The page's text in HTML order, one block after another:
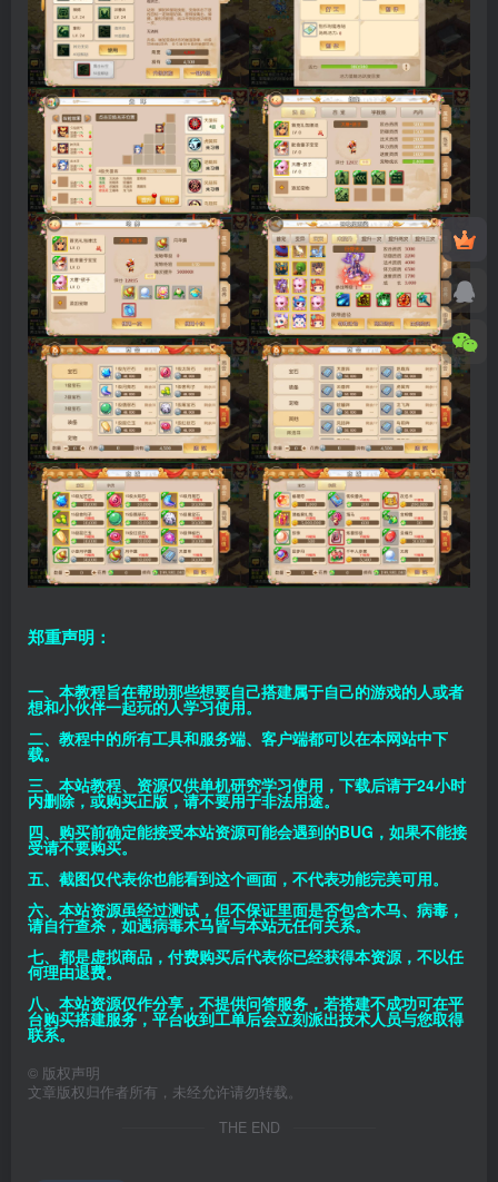
郑重声明：
一、本教程旨在帮助那些想要自己搭建属于自己的游戏的人或者
想和小伙伴一起玩的人学习使用。
二、教程中的所有工具和服务端、客户端都可以在本网站中下
载。
三、本站教程、资源仅供单机研究学习使用，下载后请于24小时
内删除，或购买正版，请不要用于非法用途。
四、购买前确定能接受本站资源可能会遇到的BUG，如果不能接
受请不要购买。
五、截图仅代表你也能看到这个画面，不代表功能完美可用。
六、本站资源虽经过测试，但不保证里面是否包含木马、病毒，
请自行查杀，如遇病毒木马皆与本站无任何关系。
七、都是虚拟商品，付费购买后代表你已经获得本资源，不以任
何理由退费。
八、本站资源仅作分享，不提供问答服务，若搭建不成功可在平
台购买搭建服务，平台收到工单后会立刻派出技术人员与您取得
联系。
© 版权声明
文章版权归作者所有，未经允许请勿转载。
THE END